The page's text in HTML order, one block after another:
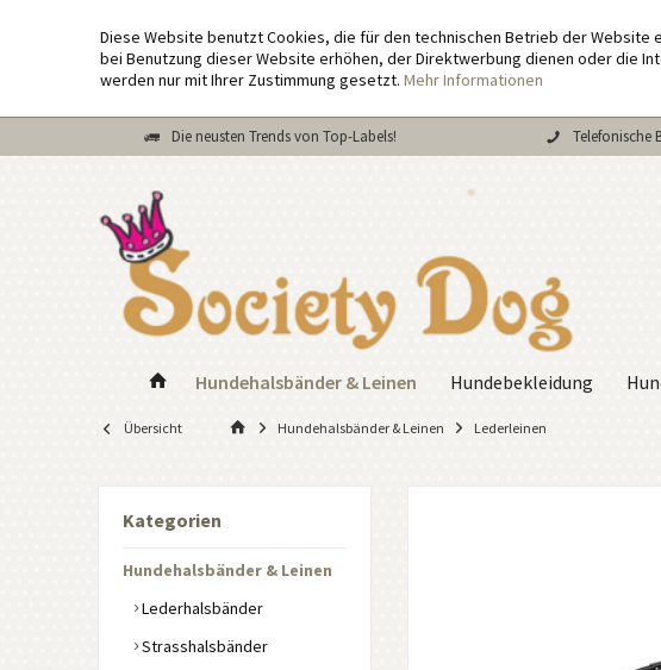
Diese Website benutzt Cookies, die für den technischen Betrieb der
bei Benutzung dieser Website erhöhen, der Direktwerbung dienen oder die
werden nur mit Ihrer Zustimmung gesetzt. Mehr Informationen
Die neusten Trends von Top-Labels! Telefonische
Hundehalsbänder & Leinen Hundebekleidung
Übersicht Hundehalsbänder & Leinen Lederleinen
Kategorien
Hundehalsbänder & Leinen
Lederhalsbänder
Strasshalsbänder